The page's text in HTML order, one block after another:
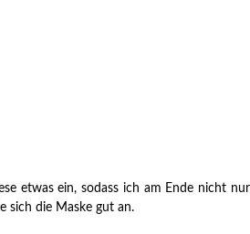
etwas ein, sodass ich am Ende nicht nur
sich die Maske gut an.